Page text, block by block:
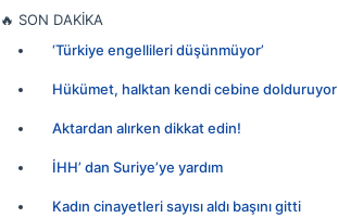
İçeriğe
🔥 SON DAKİKA
‘Türkiye engellileri düşünmüyor’
Hükümet, halktan kendi cebine dolduruyor
Aktardan alırken dikkat edin!
İHH’ dan Suriye’ye yardım
Kadın cinayetleri sayısı aldı başını gitti